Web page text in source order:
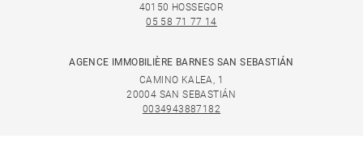
40150 HOSSEGOR
05 58 71 77 14
AGENCE IMMOBILIÈRE BARNES SAN SEBASTIÁN
CAMINO KALEA, 1
20004 SAN SEBASTIÁN
0034943887182